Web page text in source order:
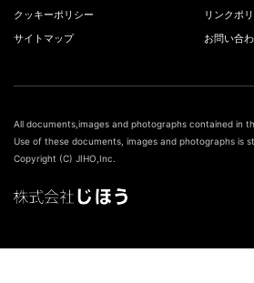
クッキーポリシー
リンクポ
サイトマップ
お問い合
All documents,images and photographs contained in
Use of these documents, images and photographs is
Copyright (C) JIHO,Inc.